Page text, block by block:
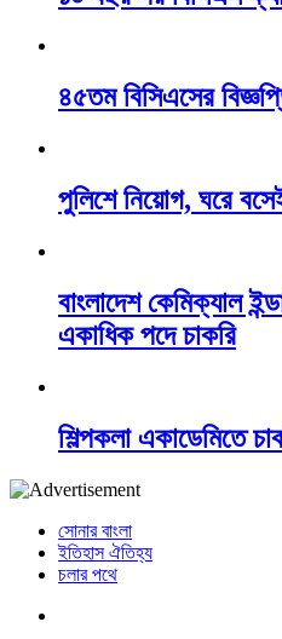
৪৫তম বিসিএসের
পুলিশে নিয়োগ, ঘরে
বাংলাদেশ কেমিক্যাল
একাধিক পদে চাকরি
শিল্পকলা একাডেমিতে
সোনার বাংলা
ইতিহাস ঐতিহ্য
চলার পথে